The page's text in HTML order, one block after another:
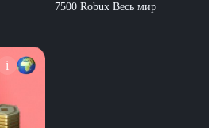
7500 Robux Весь мир
i